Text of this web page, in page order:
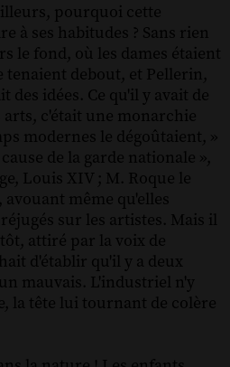
pourquoi cette
à ses habitudes ? Sans rien
le fond, où les dames étaient
tenaient debout, et Pellerin,
des idées. Ce qu'il y avait de
c'était une monarchie
modernes le dégoûtaient, »
de la garde nationale »,
Louis XIV ; M. Roque le
même qu'elles
sur les artistes. Mais il
attiré par la voix de
d'établir qu'il y a deux
mauvais. L'industriel n'y
la tête lui tournant de colère